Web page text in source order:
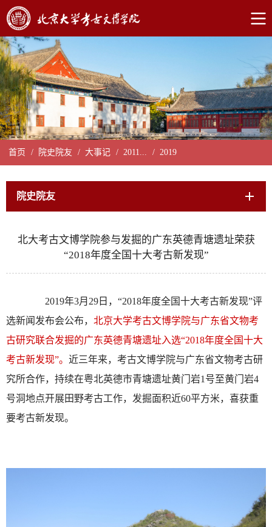
首页 / 院史院友 / 大事记 / 2011... / 2019
院史院友
北大考古文博学院参与发掘的广东英德青塘遗址荣获
“2018年度全国十大考古新发现”
2019年3月29日，“2018年度全国十大考古新发现”评
选新闻发布会公布， 北京大学考古文博学院与广东省文物考
古研究联合发掘的广东英德青塘遗址入选“2018年度全国十大
考古新发现”。 近三年来，考古文博学院与广东省文物考古研
究所合作，持续在粤北英德市青塘遗址黄门岩1号至黄门岩4
号洞地点开展田野考古工作，发掘面积近60平方米，喜获重
要考古新发现。